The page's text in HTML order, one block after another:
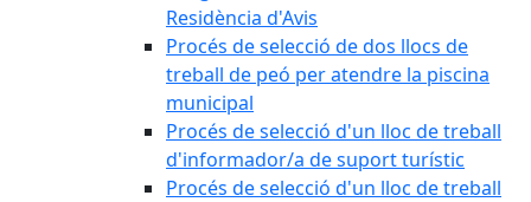
Residència d'Avis
Procés de selecció de dos llocs de
treball de peó per atendre la piscina
municipal
Procés de selecció d'un lloc de treball
d'informador/a de suport turístic
Procés de selecció d'un lloc de treball